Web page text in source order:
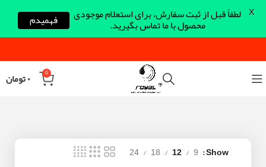
0 ۰تومان
Show
9
12
18
24
لطفاً قبل از ثبت سفارش، برای استعلام موجودی
محصول با ما تماس بگیرید. فهمیدم X